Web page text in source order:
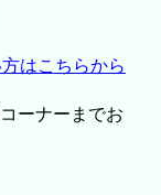
はこちらから
ーナーまでお